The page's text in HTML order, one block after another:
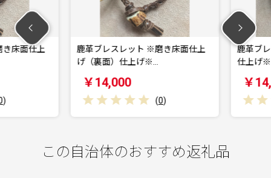
面仕上
鹿革ブレスレット ※磨き床面仕上
げ（裏面）仕上げ※…
￥14,000
( )
鹿革ブレ
仕上げ※
￥
この自治体のおすすめ返礼品